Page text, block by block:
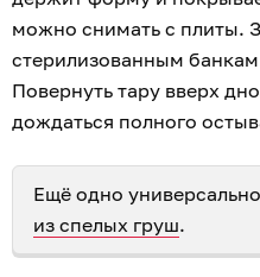
можно снимать с плиты.
стерилизованным
Повернуть тару вверх
дождаться полного
Ещё одно
из спелых груш.